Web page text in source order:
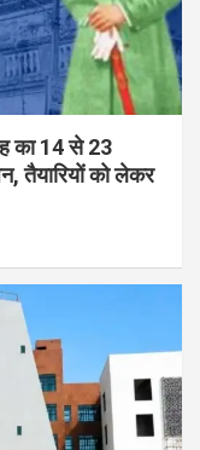
का 14 से 23
तैयारियों को लेकर